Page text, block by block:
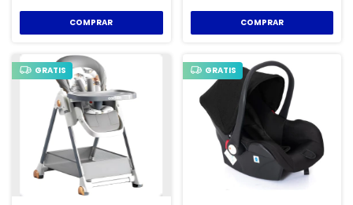
COMPRAR COMPRAR
GRATIS GRATIS